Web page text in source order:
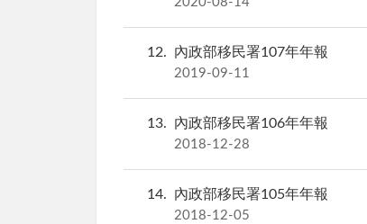
12 內政部移民署107年年報
2019-09-11
13 內政部移民署106年年報
2018-12-28
14 內政部移民署105年年報
2018-12-05